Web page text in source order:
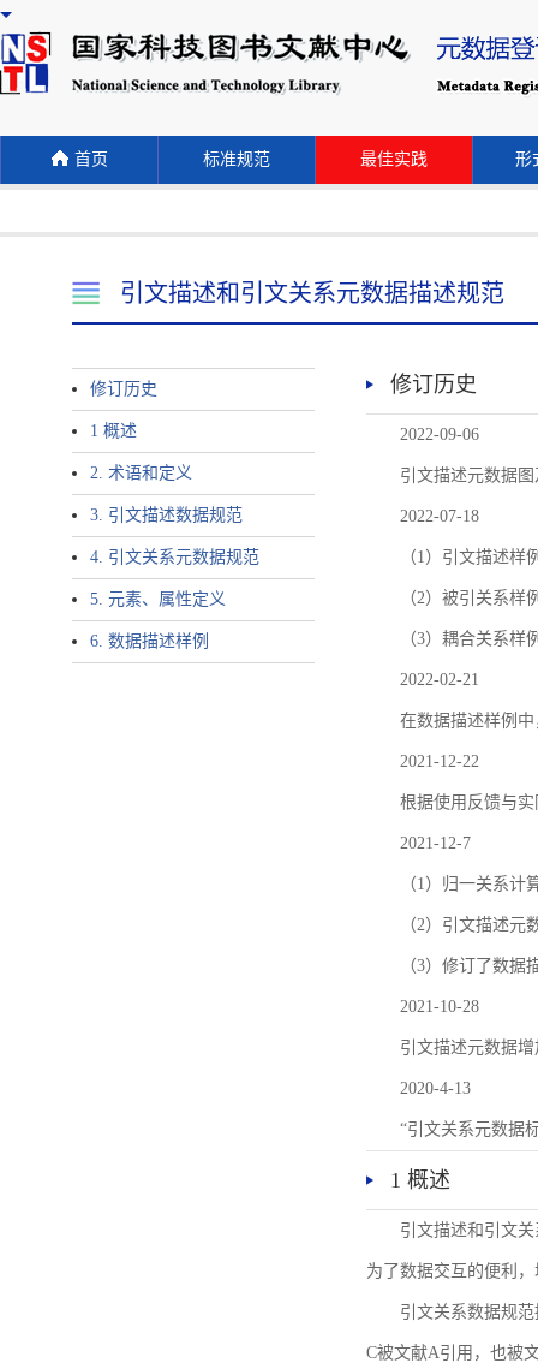
首页 标准规范 最佳实践 形
引文描述和引文关系元数据描述规范
修订历史
1 概述
2. 术语和定义
3. 引文描述数据规范
4. 引文关系元数据规范
5. 元素、属性定义
6. 数据描述样例
修订历史
2022-09-06
引文描述元数据
2022-07-18
（1）引文描述样
（2）被引关系
（3）耦合关系
2022-02-21
在数据描述样例
2021-12-22
根据使用反馈与
2021-12-7
（1）归一关系
（2）引文描述元
（3）修订了数据
2021-10-28
引文描述元数据增
2020-4-13
“引文关系元数据
1 概述
引文描述和引文
为了数据交互的便利
引文关系数据规
C被文献A引用，也被